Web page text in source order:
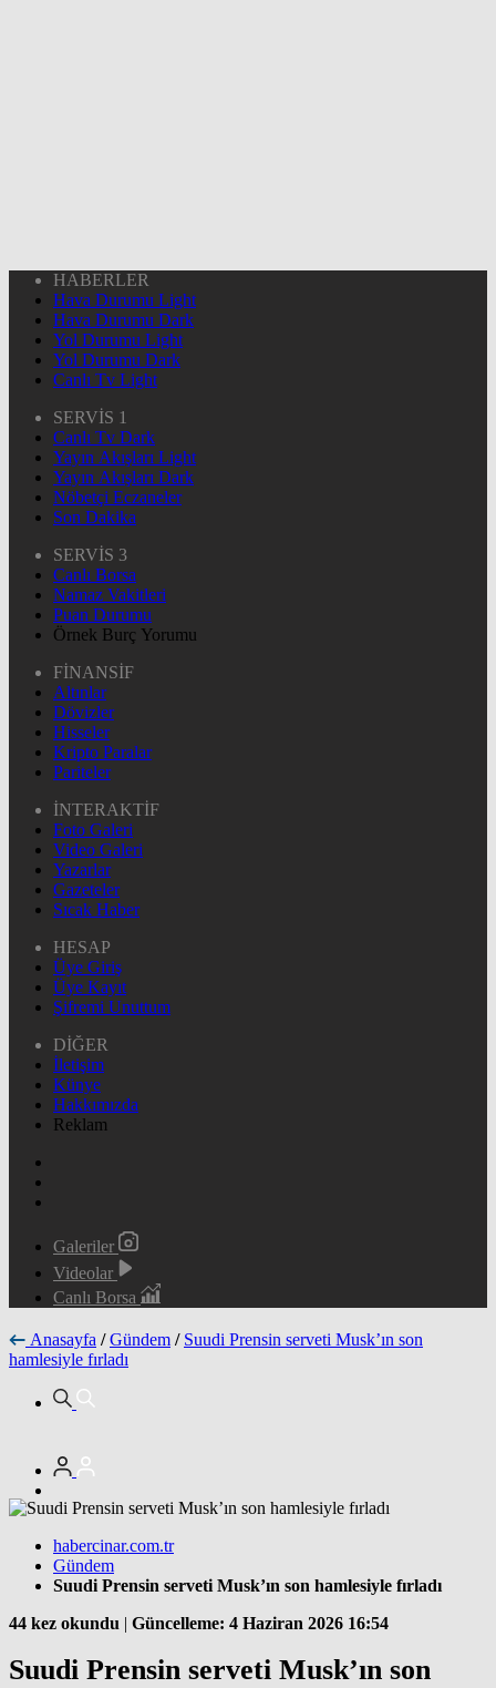
HABERLER
Hava Durumu Light
Hava Durumu Dark
Yol Durumu Light
Yol Durumu Dark
Canlı Tv Light
SERVİS 1
Canlı Tv Dark
Yayın Akışları Light
Yayın Akışları Dark
Nöbetçi Eczaneler
Son Dakika
SERVİS 3
Canlı Borsa
Namaz Vakitleri
Puan Durumu
Örnek Burç Yorumu
FİNANSİF
Altınlar
Dövizler
Hisseler
Kripto Paralar
Pariteler
İNTERAKTİF
Foto Galeri
Video Galeri
Yazarlar
Gazeteler
Sıcak Haber
HESAP
Üye Giriş
Üye Kayıt
Şifremi Unuttum
DİĞER
İletişim
Künye
Hakkımızda
Reklam
Galeriler
Videolar
Canlı Borsa
Anasayfa / Gündem / Suudi Prensin serveti Musk’ın son
hamlesiyle fırladı
habercinar.com.tr
Gündem
Suudi Prensin serveti Musk’ın son hamlesiyle fırladı
44 kez okundu | Güncelleme: 4 Haziran 2026 16:54
Suudi Prensin serveti Musk’ın son